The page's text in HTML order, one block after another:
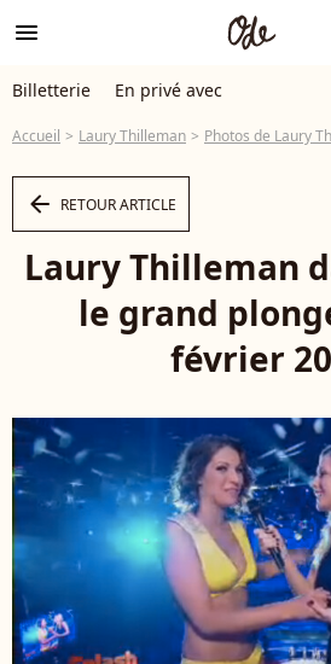
menu
Billetterie En privé avec
Accueil Laury Thilleman Photos de Laury
arrow_left RETOUR ARTICLE
Laury Thilleman
le grand
février